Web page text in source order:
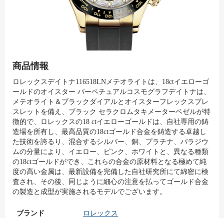
商品情報
ロレックスデイトナ116518LNメテオライトは、18ctイエローゴ
ールドのオイスター パーペチュアルコスモグラフデイトナは、
メテオライト＆ブラックダイアルとオイスターフレックスブレ
スレットを備え、ブラック セラクロムタキメーターベゼルが特
徴的で、ロレックスの18 ctイエローゴールドは、自社専用の鋳
造場を所有し、最高品質の18ctゴールド合金を鋳造する卓越し
た技術を誇るり、混合するシルバー、銅、プラチナ、パラジウ
ムの分量により、イエロー、ピンク、ホワイトと、異なる種類
の18ctゴールドができ、これらの合金の原材料となる極めて純
度の高い金属は、最新設備を完備した自社研究所にて綿密に検
査され、その後、同じように細心の注意を払ってゴールド合金
の製造と成型が実施されるモデルでございます。
ブランド ロレックス